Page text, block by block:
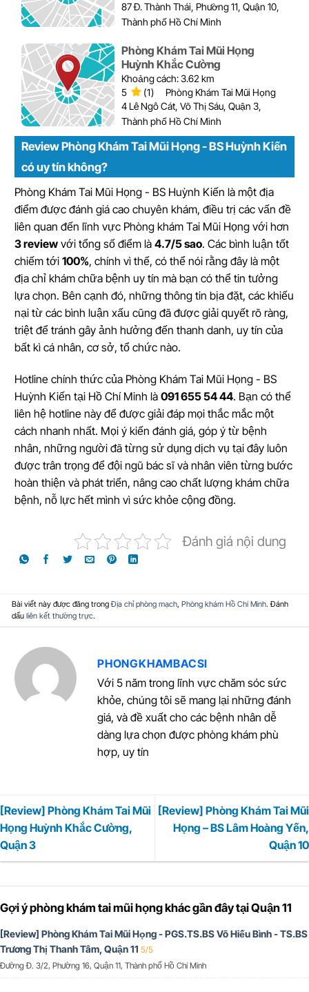
87 Đ. Thành Thái, Phường 11, Quận 10,
Thành phố Hồ Chí Minh
Phòng Khám Tai Mũi Họng
Huỳnh Khắc Cường
Khoảng cách: 3.62 km
5
(1)
Phòng Khám Tai Mũi Họng
4 Lê Ngô Cát, Võ Thị Sáu, Quận 3,
Thành phố Hồ Chí Minh
Review Phòng Khám Tai Mũi Họng - BS Huỳnh Kiến
có uy tín không?
Phòng Khám Tai Mũi Họng - BS Huỳnh Kiến là một địa
điểm được đánh giá cao chuyên khám, điều trị các vấn đề
liên quan đến lĩnh vực Phòng khám Tai Mũi Họng với hơn
3 review với tổng số điểm là 4.7/5 sao. Các bình luận tốt
chiếm tới 100%, chính vì thế, có thể nói rằng đây là một
địa chỉ khám chữa bệnh uy tín mà bạn có thể tin tưởng
lựa chọn. Bên cạnh đó, những thông tin bịa đặt, các khiếu
nại từ các bình luận xấu cũng đã được giải quyết rõ ràng,
triệt để tránh gây ảnh hưởng đến thanh danh, uy tín của
bất kì cá nhân, cơ sở, tổ chức nào.
Hotline chính thức của Phòng Khám Tai Mũi Họng - BS
Huỳnh Kiến tại Hồ Chí Minh là 091 655 54 44. Bạn có thể
liên hệ hotline này để được giải đáp mọi thắc mắc một
cách nhanh nhất. Mọi ý kiến đánh giá, góp ý từ bệnh
nhân, những người đã từng sử dụng dịch vụ tại đây luôn
được trân trọng để đội ngũ bác sĩ và nhân viên từng bước
hoàn thiện và phát triển, nâng cao chất lượng khám chữa
bệnh, nỗ lực hết mình vì sức khỏe cộng đồng.
Đánh giá nội dung
Bài viết này được đăng trongĐịa chỉ phòng mạch, Phòng khám Hồ Chí Minh. Đánh
dấu liên kết thường trực.
PHONGKHAMBACSI
Với 5 năm trong lĩnh vực chăm sóc sức
khỏe, chúng tôi sẽ mang lại những đánh
giá, và đề xuất cho các bệnh nhân dễ
dàng lựa chọn được phòng khám phù
hợp, uy tín
[Review] Phòng Khám Tai Mũi
Họng Huỳnh Khắc Cường,
Quận 3
[Review] Phòng Khám Tai Mũi
Họng – BS Lâm Hoàng Yến,
Quận 10
Gợi ý phòng khám tai mũi họng khác gần đây tại Quận 11
[Review] Phòng Khám Tai Mũi Họng - PGS.TS.BS Võ Hiếu Bình - TS.BS
Trương Thị Thanh Tâm, Quận 11 5/5
Đường Đ. 3/2, Phường 16, Quận 11, Thành phố Hồ Chí Minh